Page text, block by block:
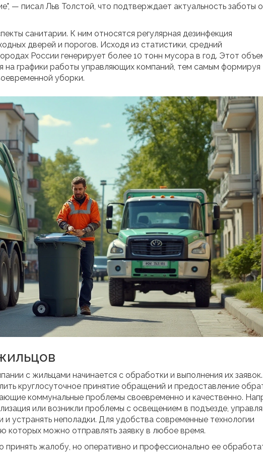
— писал Льв Толстой, что подтверждает актуальность заботы о
санитарии. К ним относятся регулярная дезинфекция
дверей и порогов. Исходя из статистики, средний
России генерирует более 10 тонн мусора в год. Этот
на графики работы управляющих компаний, тем самым формируя
уборки.
с жильцами начинается с обработки и выполнения их
круглосуточное принятие обращений и предоставление
коммунальные проблемы своевременно и качественно.
или возникли проблемы с освещением в подъезде,
и устранять неполадки. Для удобства современные технологии
которых можно отправлять заявку в любое время.
принять жалобу, но оперативно и профессионально ее